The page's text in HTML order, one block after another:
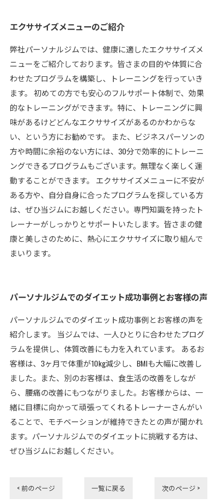
エクササイズメニューのご紹介
弊社パーソナルジムでは、健康に適したエクササイズメ
ニューをご紹介しております。皆さまの目的や体質に合
わせたプログラムを構築し、トレーニングを行っていき
ます。 初めての方でも安心のフルサポート体制で、効果
的なトレーニングができます。特に、トレーニングに興
味があるけどどんなエクササイズがあるのかわからな
い、という方にお勧めです。 また、ビジネスパーソンの
方や時間に余裕のない方には、30分で効率的にトレーニ
ングできるプログラムもございます。無理なく楽しく運
動することができます。 エクササイズメニューに不安が
ある方や、自分自身に合ったプログラムを探している方
は、ぜひ当ジムにお越しください。専門知識を持ったト
レーナーがしっかりとサポートいたします。皆さまの健
康と美しさのために、熱心にエクササイズに取り組んで
まいります。
パーソナルジムでのダイエット成功事例とお客様の声
パーソナルジムでのダイエット成功事例とお客様の声を
紹介します。 当ジムでは、一人ひとりに合わせたプログ
ラムを提供し、体質改善にも力を入れています。 あるお
客様は、3ヶ月で体重が10kg減少し、BMIも大幅に改善し
ました。また、別のお客様は、食生活の改善をしなが
ら、腰痛の改善にもつながりました。お客様からは、一
緒に目標に向かって頑張ってくれるトレーナーさんがい
ることで、モチベーションが維持できたとの声が聞かれ
ます。パーソナルジムでのダイエットに挑戦する方は、
ぜひ当ジムにお越しください。
< 前のページ 一覧に戻る 次のページ >